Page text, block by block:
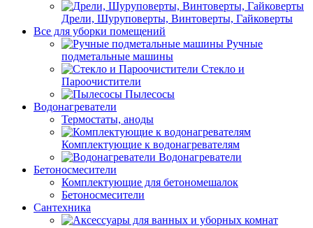
Дрели, Шуруповерты, Винтоверты, Гайковерты
Все для уборки помещений
Ручные
подметальные машины
Стекло и
Пароочистители
Пылесосы
Водонагреватели
Термостаты, аноды
Комплектующие к водонагревателям
Водонагреватели
Бетоносмесители
Комплектующие для бетономешалок
Бетоносмесители
Сантехника